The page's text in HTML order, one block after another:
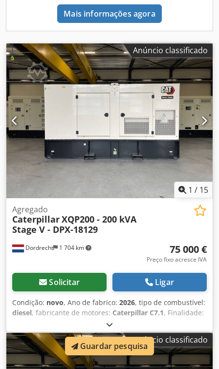
Mais informações agora
Anúncio classificado
1 / 15
Dordrecht 1 704 km
Agregado
CaterpillarXQP200 - 200 kVA
Stage V - DPX-18129
75 000 €
Preço fixo acresce IVA
Solicitar Ligar
Condição: novo, Ano de fabrico: 2026, tipo de combustível:
diesel, fabricante de motores: Caterpillar C7.1, Finalidade:
Construção Peso vazio: 4.487 kg Potência do gerador: 200
kVA Dimensões do compartimento de carga: 409 x 142 x
235 cm Marca CE: sim Nível de emissões: Stage V / Tier IV
final Credpfxozc Dwdo Ahuef Volume do tanque de água:
822 l País de produção: CN Contacte a equipa DPX para
Anúncio classificado
Guardar pesquisa